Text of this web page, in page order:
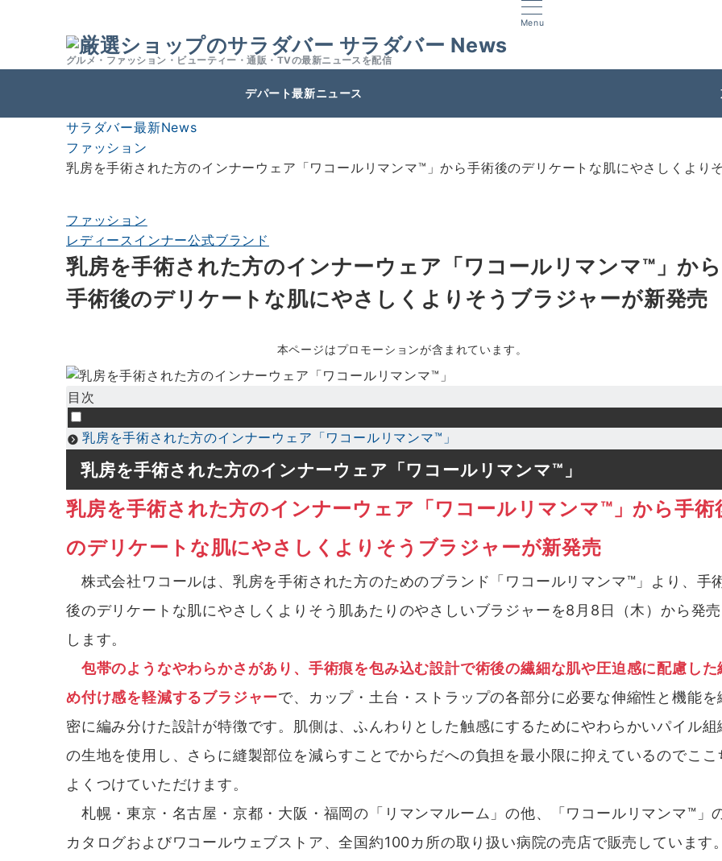
Menu
サラダバー News
グルメ・ファッション・ビューティー・通販・TVの最新ニュースを配信
デパート最新ニュース
サラダバー最新News
ファッション
乳房を手術された方のインナーウェア「ワコールリマンマ™」から手術後のデリケートな肌にやさしくより
ファッション
レディースインナー公式ブランド
乳房を手術された方のインナーウェア「ワコールリマンマ™」から
手術後のデリケートな肌にやさしくよりそうブラジャーが新発売
本ページはプロモーションが含まれています。
目次
乳房を手術された方のインナーウェア「ワコールリマンマ™」
乳房を手術された方のインナーウェア「ワコールリマンマ™」
乳房を手術された方のインナーウェア「ワコールリマンマ™」から手術
のデリケートな肌にやさしくよりそうブラジャーが新発売
株式会社ワコールは、乳房を手術された方のためのブランド「ワコールリマンマ™」より、手
後のデリケートな肌にやさしくよりそう肌あたりのやさしいブラジャーを8月8日（木）から発売
します。
包帯のようなやわらかさがあり、手術痕を包み込む設計で術後の繊細な肌や圧迫感に配慮した
め付け感を軽減するブラジャーで、カップ・土台・ストラップの各部分に必要な伸縮性と機能を
密に編み分けた設計が特徴です。肌側は、ふんわりとした触感にするためにやわらかいパイル組
の生地を使用し、さらに縫製部位を減らすことでからだへの負担を最小限に抑えているのでここ
よくつけていただけます。
札幌・東京・名古屋・京都・大阪・福岡の「リマンマルーム」の他、「ワコールリマンマ™」
カタログおよびワコールウェブストア、全国約100カ所の取り扱い病院の売店で販売しています。